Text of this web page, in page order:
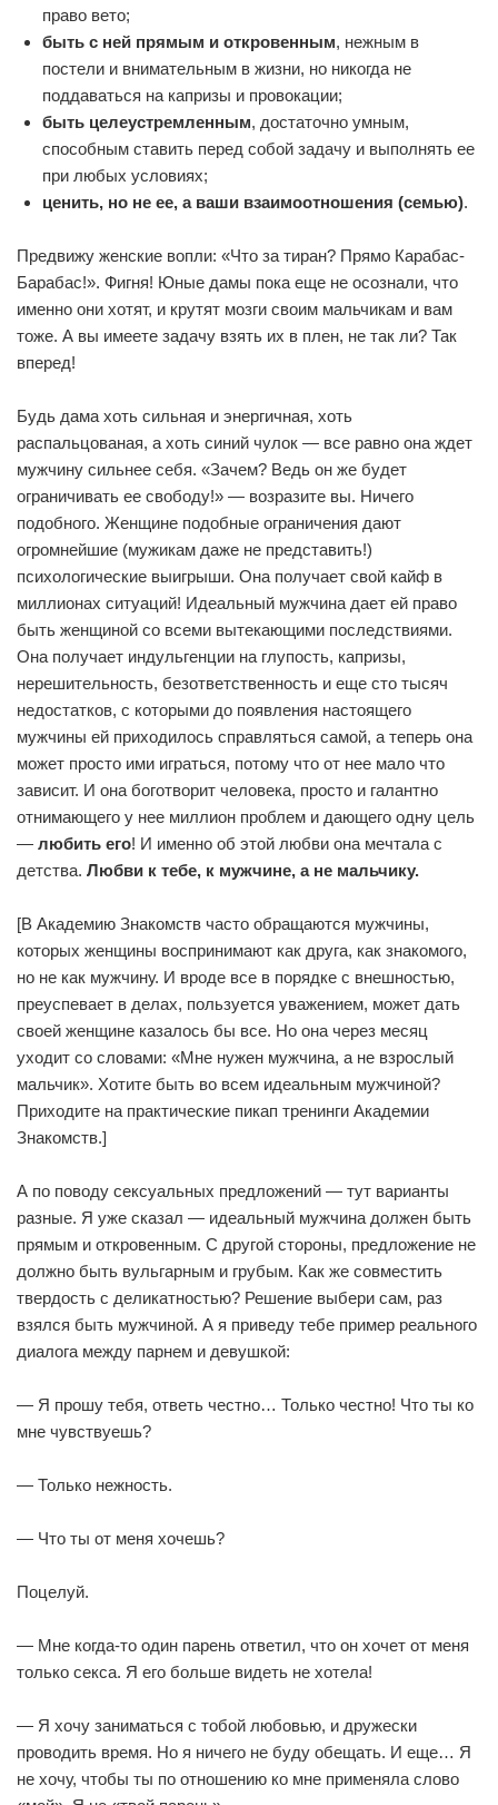
право вето;
быть с ней прямым и откровенным, нежным в
постели и внимательным в жизни, но никогда не
поддаваться на капризы и провокации;
быть целеустремленным, достаточно умным,
способным ставить перед собой задачу и выполнять ее
при любых условиях;
ценить, но не ее, а ваши взаимоотношения (семью).
Предвижу женские вопли: «Что за тиран? Прямо Карабас-
Барабас!». Фигня! Юные дамы пока еще не осознали, что
именно они хотят, и крутят мозги своим мальчикам и вам
тоже. А вы имеете задачу взять их в плен, не так ли? Так
вперед!
Будь дама хоть сильная и энергичная, хоть
распальцованая, а хоть синий чулок — все равно она ждет
мужчину сильнее себя. «Зачем? Ведь он же будет
ограничивать ее свободу!» — возразите вы. Ничего
подобного. Женщине подобные ограничения дают
огромнейшие (мужикам даже не представить!)
психологические выигрыши. Она получает свой кайф в
миллионах ситуаций! Идеальный мужчина дает ей право
быть женщиной со всеми вытекающими последствиями.
Она получает индульгенции на глупость, капризы,
нерешительность, безответственность и еще сто тысяч
недостатков, с которыми до появления настоящего
мужчины ей приходилось справляться самой, а теперь она
может просто ими играться, потому что от нее мало что
зависит. И она боготворит человека, просто и галантно
отнимающего у нее миллион проблем и дающего одну цель
— любить его! И именно об этой любви она мечтала с
детства. Любви к тебе, к мужчине, а не мальчику.
[В Академию Знакомств часто обращаются мужчины,
которых женщины воспринимают как друга, как знакомого,
но не как мужчину. И вроде все в порядке с внешностью,
преуспевает в делах, пользуется уважением, может дать
своей женщине казалось бы все. Но она через месяц
уходит со словами: «Мне нужен мужчина, а не взрослый
мальчик». Хотите быть во всем идеальным мужчиной?
Приходите на практические пикап тренинги Академии
Знакомств.]
А по поводу сексуальных предложений — тут варианты
разные. Я уже сказал — идеальный мужчина должен быть
прямым и откровенным. С другой стороны, предложение не
должно быть вульгарным и грубым. Как же совместить
твердость с деликатностью? Решение выбери сам, раз
взялся быть мужчиной. А я приведу тебе пример реального
диалога между парнем и девушкой:
— Я прошу тебя, ответь честно… Только честно! Что ты ко
мне чувствуешь?
— Только нежность.
— Что ты от меня хочешь?
Поцелуй.
— Мне когда-то один парень ответил, что он хочет от меня
только секса. Я его больше видеть не хотела!
— Я хочу заниматься с тобой любовью, и дружески
проводить время. Но я ничего не буду обещать. И еще… Я
не хочу, чтобы ты по отношению ко мне применяла слово